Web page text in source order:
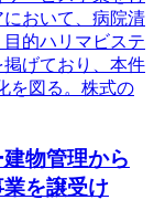
おいて、病院清
的ハリマビステ
げており、本件
を図る。株式の
物管理から
を譲受け